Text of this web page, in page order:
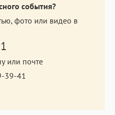
события?
фото или видео в
или почте
39-41